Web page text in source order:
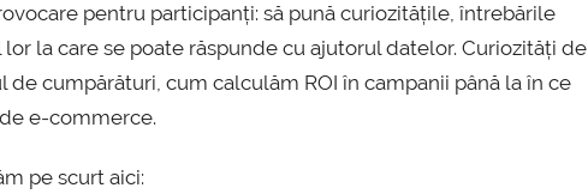
pentru participanți: să pună curiozitățile, întrebările
la care se poate răspunde cu ajutorul datelor. Curiozități de
cumpărături, cum calculăm ROI în campanii până la în ce
e-commerce.
pe scurt aici: